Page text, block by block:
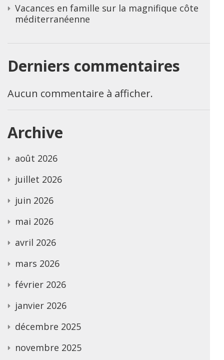
Vacances en famille sur la magnifique côte
méditerranéenne
Derniers commentaires
Aucun commentaire à afficher.
Archive
août 2026
juillet 2026
juin 2026
mai 2026
avril 2026
mars 2026
février 2026
janvier 2026
décembre 2025
novembre 2025